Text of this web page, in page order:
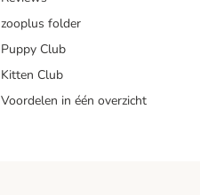
zooplus folder
Puppy Club
Kitten Club
Voordelen in één overzicht